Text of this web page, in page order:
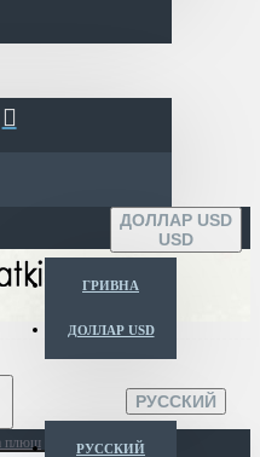
ДОЛЛАР USD
USD
ГРИВНА
ДОЛЛАР USD
РУССКИЙ
РУССКИЙ
плюш